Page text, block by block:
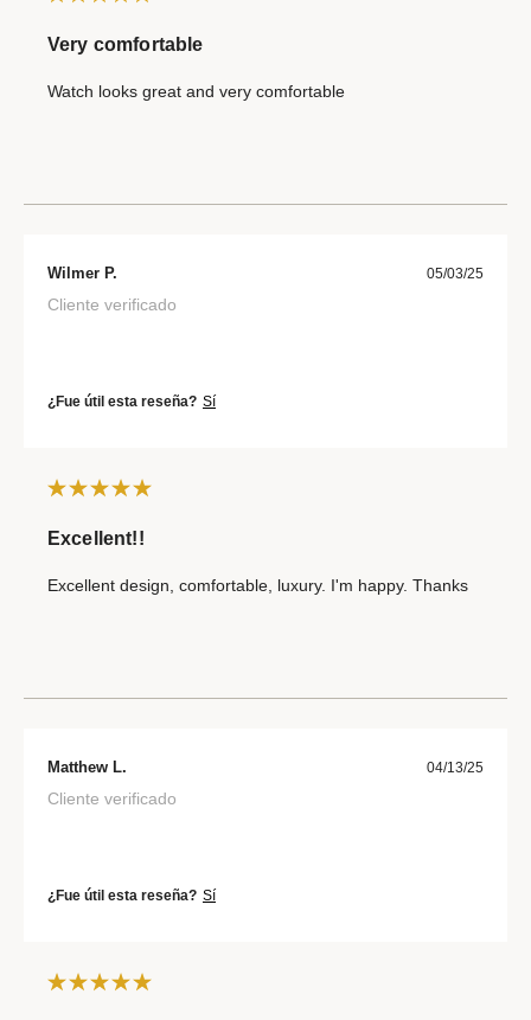
Very comfortable
Watch looks great and very comfortable
Wilmer P. 05/03/25
Cliente verificado
¿Fue útil esta reseña? Sí
Excellent!!
Excellent design, comfortable, luxury. I'm happy. Thanks
Matthew L. 04/13/25
Cliente verificado
¿Fue útil esta reseña? Sí